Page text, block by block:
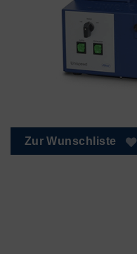
Zur Wunschliste